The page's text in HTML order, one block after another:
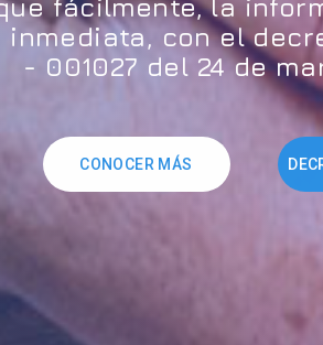
fácilmente, la
con el
- 001027 del 24 de
CONOCER MÁS